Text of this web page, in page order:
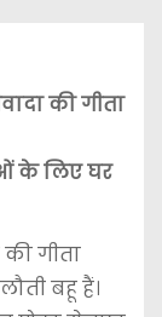
की गीता
के लिए घर
गीता
बहू हैं।